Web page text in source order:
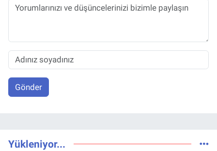
Gönder
Yükleniyor...